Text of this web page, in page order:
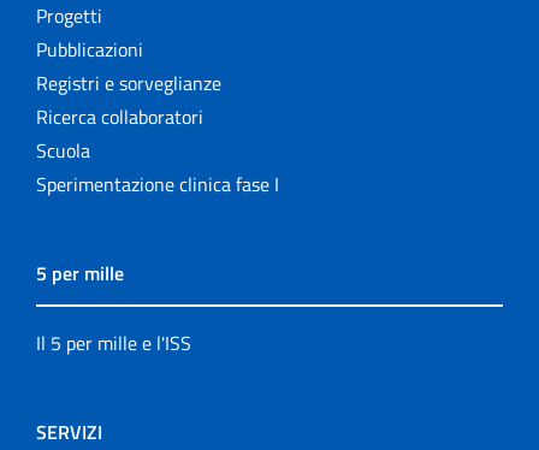
Progetti
Pubblicazioni
Registri e sorveglianze
Ricerca collaboratori
Scuola
Sperimentazione clinica fase I
5 per mille
Il 5 per mille e l'ISS
SERVIZI